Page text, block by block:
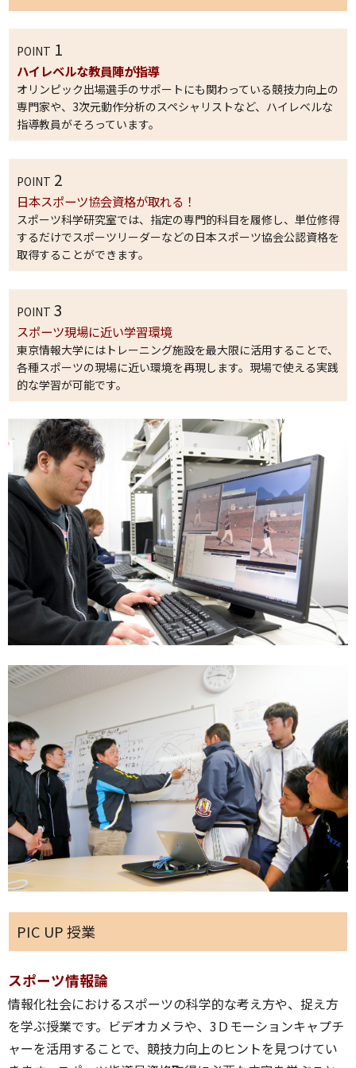
POINT 1
ハイレベルな教員陣が指導
オリンピック出場選手のサポートにも関わっている競技力向上の
専門家や、3次元動作分析のスペシャリストなど、ハイレベルな
指導教員がそろっています。
POINT 2
日本スポーツ協会資格が取れる！
スポーツ科学研究室では、指定の専門的科目を履修し、単位修得
するだけでスポーツリーダーなどの日本スポーツ協会公認資格を
取得することができます。
POINT 3
スポーツ現場に近い学習環境
東京情報大学にはトレーニング施設を最大限に活用することで、
各種スポーツの現場に近い環境を再現します。現場で使える実践
的な学習が可能です。
PIC UP 授業
スポーツ情報論
情報化社会におけるスポーツの科学的な考え方や、捉え方
を学ぶ授業です。ビデオカメラや、3Ｄモーションキャプチ
ャーを活用することで、競技力向上のヒントを見つけてい